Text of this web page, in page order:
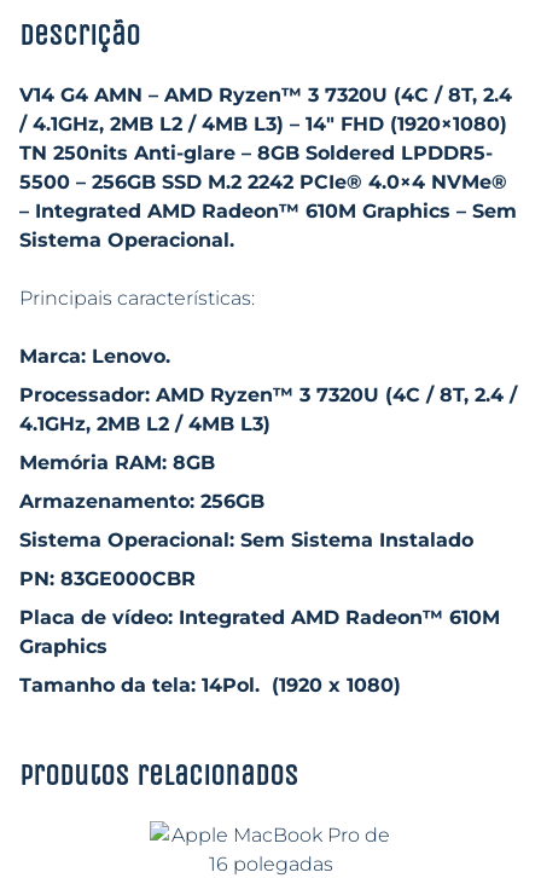
Descrição
V14 G4 AMN – AMD Ryzen™ 3 7320U (4C / 8T, 2.4
/ 4.1GHz, 2MB L2 / 4MB L3) – 14″ FHD (1920×1080)
TN 250nits Anti-glare – 8GB Soldered LPDDR5-
5500 – 256GB SSD M.2 2242 PCIe® 4.0×4 NVMe®
– Integrated AMD Radeon™ 610M Graphics – Sem
Sistema Operacional.
Principais características:
Marca: Lenovo.
Processador: AMD Ryzen™ 3 7320U (4C / 8T, 2.4 /
4.1GHz, 2MB L2 / 4MB L3)
Memória RAM: 8GB
Armazenamento: 256GB
Sistema Operacional: Sem Sistema Instalado
PN: 83GE000CBR
Placa de vídeo: Integrated AMD Radeon™ 610M
Graphics
Tamanho da tela: 14Pol. (1920 x 1080)
Produtos relacionados